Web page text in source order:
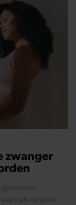
zwanger
gezond en
als de groei